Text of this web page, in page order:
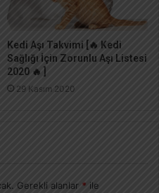
Kedi Aşı Takvimi [🔥 Kedi
Sağlığı İçin Zorunlu Aşı Listesi
2020 🔥 ]
29 Kasım 2020
Gerekli alanlar * ile